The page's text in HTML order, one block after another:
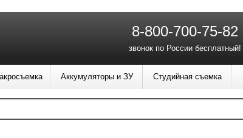
8-800-700-75-82
звонок по России бесплатный!
Аккумуляторы и ЗУ Студийная съемка